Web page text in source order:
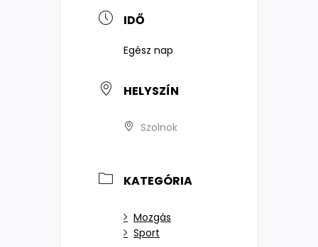
IDŐ
Egész nap
HELYSZÍN
Szolnok
KATEGÓRIA
Mozgás
Sport